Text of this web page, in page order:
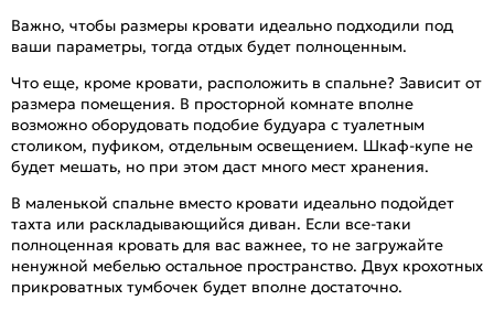
Важно, чтобы размеры кровати идеально подходили под
ваши параметры, тогда отдых будет полноценным.
Что еще, кроме кровати, расположить в спальне? Зависит от
размера помещения. В просторной комнате вполне
возможно оборудовать подобие будуара с туалетным
столиком, пуфиком, отдельным освещением. Шкаф-купе не
будет мешать, но при этом даст много мест хранения.
В маленькой спальне вместо кровати идеально подойдет
тахта или раскладывающийся диван. Если все-таки
полноценная кровать для вас важнее, то не загружайте
ненужной мебелью остальное пространство. Двух крохотных
прикроватных тумбочек будет вполне достаточно.